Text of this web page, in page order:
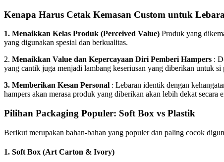
Kenapa Harus Cetak Kemasan Custom untuk
1. Menaikkan Kelas Produk (Perceived Value) Produk yang
yang digunakan spesial dan berkualitas.
2. Menaikkan Value dan Kepercayaan Diri Pemberi Hampers :
yang cantik juga menjadi lambang keseriusan yang diberikan untuk si
3. Memberikan Kesan Personal : Lebaran identik dengan
hampers akan merasa produk yang diberikan akan lebih dekat secara
Pilihan Packaging Populer: Soft Box vs Plastik
Berikut merupakan bahan-bahan yang populer dan paling cocok
1. Soft Box (Art Carton & Ivory)